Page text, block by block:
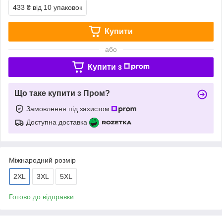
433 ₴ від 10 упаковок
Купити
або
Купити з
Що таке купити з Пром?
Замовлення під захистом
Доступна доставка
Міжнародний розмір
2XL 3XL 5XL
Готово до відправки